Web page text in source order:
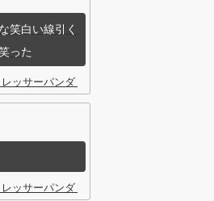
笑白い線引く
った
ッサーパンダ ｜Disney (ディズニープラス）
ッサーパンダ ｜Disney (ディズニープラス）